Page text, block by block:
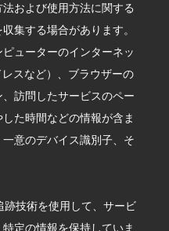
および使用方法に関する
集する場合があります。
ューターのインターネッ
スなど）、ブラウザーの
訪問したサービスのペー
た時間などの情報が含ま
意のデバイス識別子、そ
技術を使用して、サービ
定の情報を保持していま